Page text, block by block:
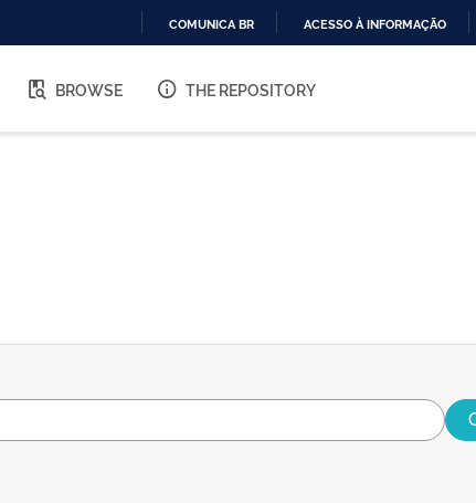
O
COMUNICA BR ACESSO À INFORMAÇÃO
BROWSE THE REPOSITORY